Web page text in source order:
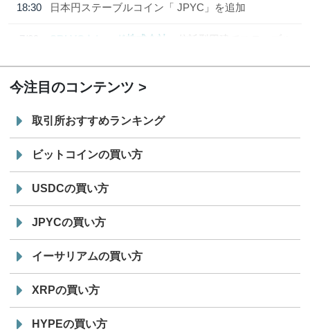
18:30
日本円ステーブルコイン「 JPYC」を追加
7/29
SBI VCトレード株式会社
信託型円建てステーブル
今注目のコンテンツ
取引所おすすめランキング
ビットコインの買い方
USDCの買い方
JPYCの買い方
イーサリアムの買い方
XRPの買い方
HYPEの買い方